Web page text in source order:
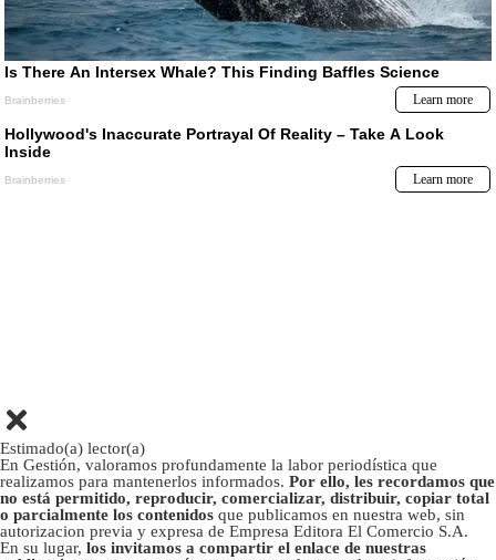
Estimado(a) lector(a)
En Gestión, valoramos profundamente la labor periodística que
realizamos para mantenerlos informados. Por ello, les recordamos que
no está permitido, reproducir, comercializar, distribuir, copiar total
o parcialmente los contenidos que publicamos en nuestra web, sin
autorizacion previa y expresa de Empresa Editora El Comercio S.A.
En su lugar, los invitamos a compartir el enlace de nuestras